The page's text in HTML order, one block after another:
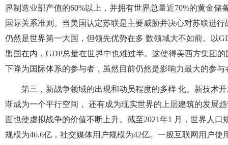
界制造业部产值的60%以上，并拥有世界总量近70%的黄金
国际关系准则。当美国认定苏联是主要威胁并决心对苏联进
仍然是世界第一大国，但领先优势在多 数领域大不如前。以
盟国在内，GDP总量在世界中也难过半。这使得美西方集团
下降为国际体系的参与者，虽然目前仍然是影响力最大的参与
第三，新战争领域的出现和动员程度的多样 化。新技术
渐成为一个平行空间， 还有成为现实世界的上层建筑的发展
面也使虚拟战争的价值不断上升。截至2021年1 月，世界人
规模为46.6亿，社交媒体用户规模为42亿。一般互联网用户